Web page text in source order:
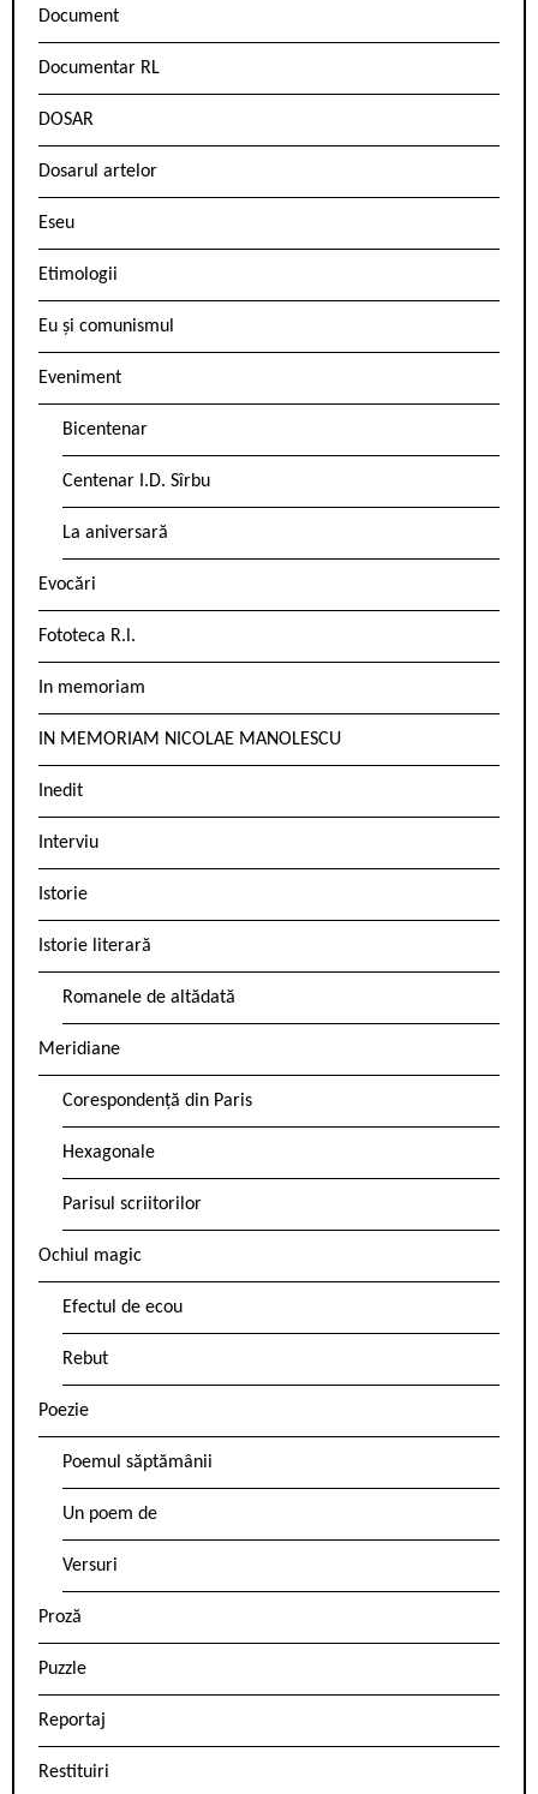
Document
Documentar RL
DOSAR
Dosarul artelor
Eseu
Etimologii
Eu și comunismul
Eveniment
Bicentenar
Centenar I.D. Sîrbu
La aniversară
Evocări
Fototeca R.l.
In memoriam
IN MEMORIAM NICOLAE MANOLESCU
Inedit
Interviu
Istorie
Istorie literară
Romanele de altădată
Meridiane
Corespondență din Paris
Hexagonale
Parisul scriitorilor
Ochiul magic
Efectul de ecou
Rebut
Poezie
Poemul săptămânii
Un poem de
Versuri
Proză
Puzzle
Reportaj
Restituiri